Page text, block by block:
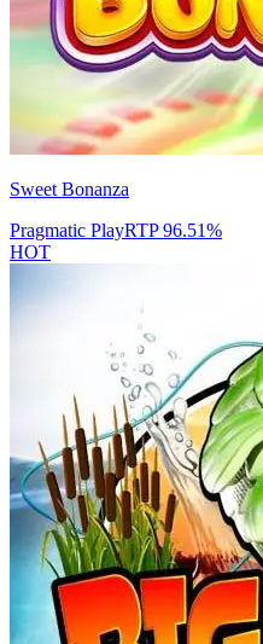
Sweet Bonanza
Pragmatic PlayRTP96.51%
HOT